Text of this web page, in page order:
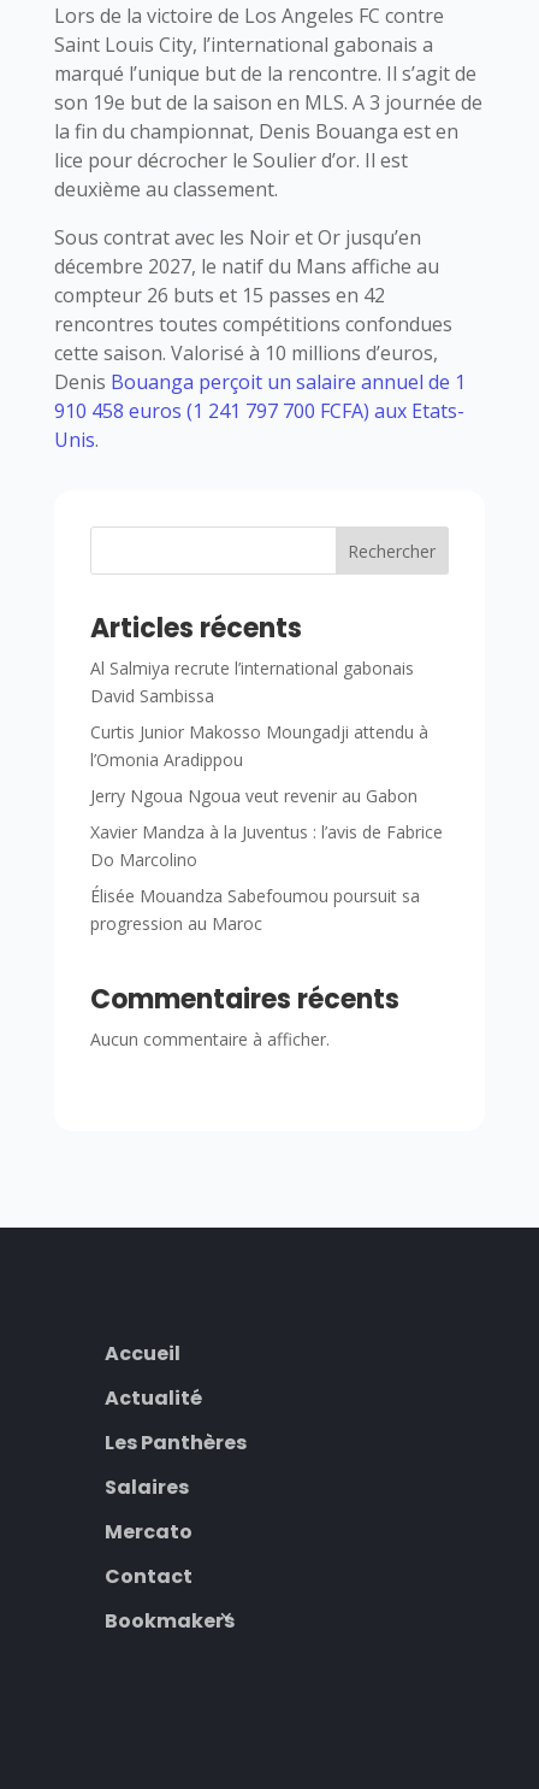
Lors de la victoire de Los Angeles FC contre
Saint Louis City, l’international gabonais a
marqué l’unique but de la rencontre. Il s’agit de
son 19e but de la saison en MLS. A 3 journée de
la fin du championnat, Denis Bouanga est en
lice pour décrocher le Soulier d’or. Il est
deuxième au classement.
Sous contrat avec les Noir et Or jusqu’en
décembre 2027, le natif du Mans affiche au
compteur 26 buts et 15 passes en 42
rencontres toutes compétitions confondues
cette saison. Valorisé à 10 millions d’euros,
Denis Bouanga perçoit un salaire annuel de 1
910 458 euros (1 241 797 700 FCFA) aux Etats-
Unis.
Rechercher
Articles récents
Al Salmiya recrute l’international gabonais
David Sambissa
Curtis Junior Makosso Moungadji attendu à
l’Omonia Aradippou
Jerry Ngoua Ngoua veut revenir au Gabon
Xavier Mandza à la Juventus : l’avis de Fabrice
Do Marcolino
Élisée Mouandza Sabefoumou poursuit sa
progression au Maroc
Commentaires récents
Aucun commentaire à afficher.
Accueil
Actualité
Les Panthères
Salaires
Mercato
Contact
Bookmakers